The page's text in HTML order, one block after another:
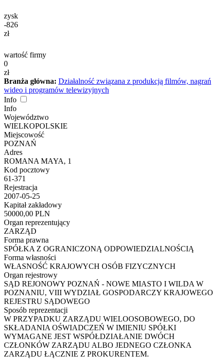
zysk
-826
zł
wartość firmy
0
zł
Branża główna: Działalność związana z produkcją filmów, nagrań
wideo i programów telewizyjnych
Info
Info
Województwo
WIELKOPOLSKIE
Miejscowość
POZNAŃ
Adres
ROMANA MAYA, 1
Kod pocztowy
61-371
Rejestracja
2007-05-25
Kapitał zakładowy
50000,00 PLN
Organ reprezentujący
ZARZĄD
Forma prawna
SPÓŁKA Z OGRANICZONĄ ODPOWIEDZIALNOŚCIĄ
Forma własności
WŁASNOŚĆ KRAJOWYCH OSÓB FIZYCZNYCH
Organ rejestrowy
SĄD REJONOWY POZNAŃ - NOWE MIASTO I WILDA W
POZNANIU, VIII WYDZIAŁ GOSPODARCZY KRAJOWEGO
REJESTRU SĄDOWEGO
Sposób reprezentacji
W PRZYPADKU ZARZĄDU WIELOOSOBOWEGO, DO
SKŁADANIA OŚWIADCZEŃ W IMIENIU SPÓŁKI
WYMAGANE JEST WSPÓŁDZIAŁANIE DWÓCH
CZŁONKÓW ZARZĄDU ALBO JEDNEGO CZŁONKA
ZARZĄDU ŁĄCZNIE Z PROKURENTEM.